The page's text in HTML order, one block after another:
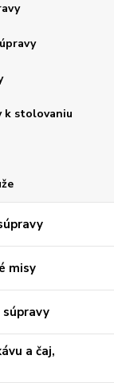
k stolovaniu
misy
a čaj,